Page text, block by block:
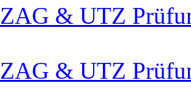
ZAG & UTZ
ZAG & UTZ